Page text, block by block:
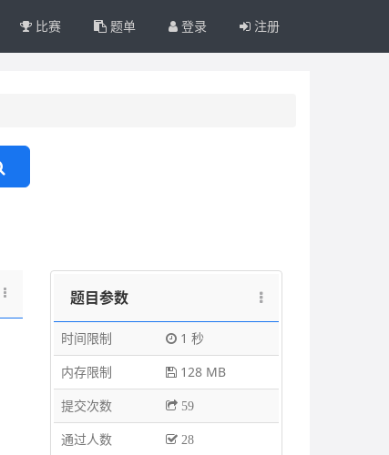
比赛 题单 登录 注册
题目参数
时间限制
1 秒
内存限制
128 MB
提交次数
59
通过人数 28